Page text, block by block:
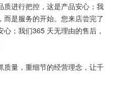
质进行把控，这是产品安心；我
是服务的开始。您来店尝完了
；我们365 天无理由的售后，
质量，重细节的经营理念，让千